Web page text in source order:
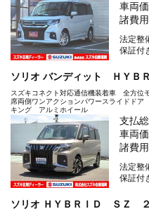
車両
諸費
法定整
保証付
ソリオ バンディット ＨＹ
スズキコネクト対応通信機装着車 全方
席両側ワンアクションパワースライドド
キング アルミホイール
支払
車両
諸費
法定整
保証付
ソリオ ＨＹＢＲＩＤ ＳＺ